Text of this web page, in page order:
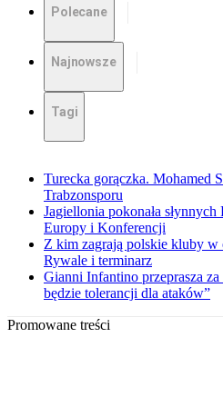
Polecane
Najnowsze
Tagi
Turecka gorączka. Mohamed
Trabzonsporu
Jagiellonia pokonała
Europy i Konferencji
Z kim zagrają polskie kluby w
Rywale i terminarz
Gianni Infantino przeprasza za
będzie tolerancji dla ataków”
Promowane treści